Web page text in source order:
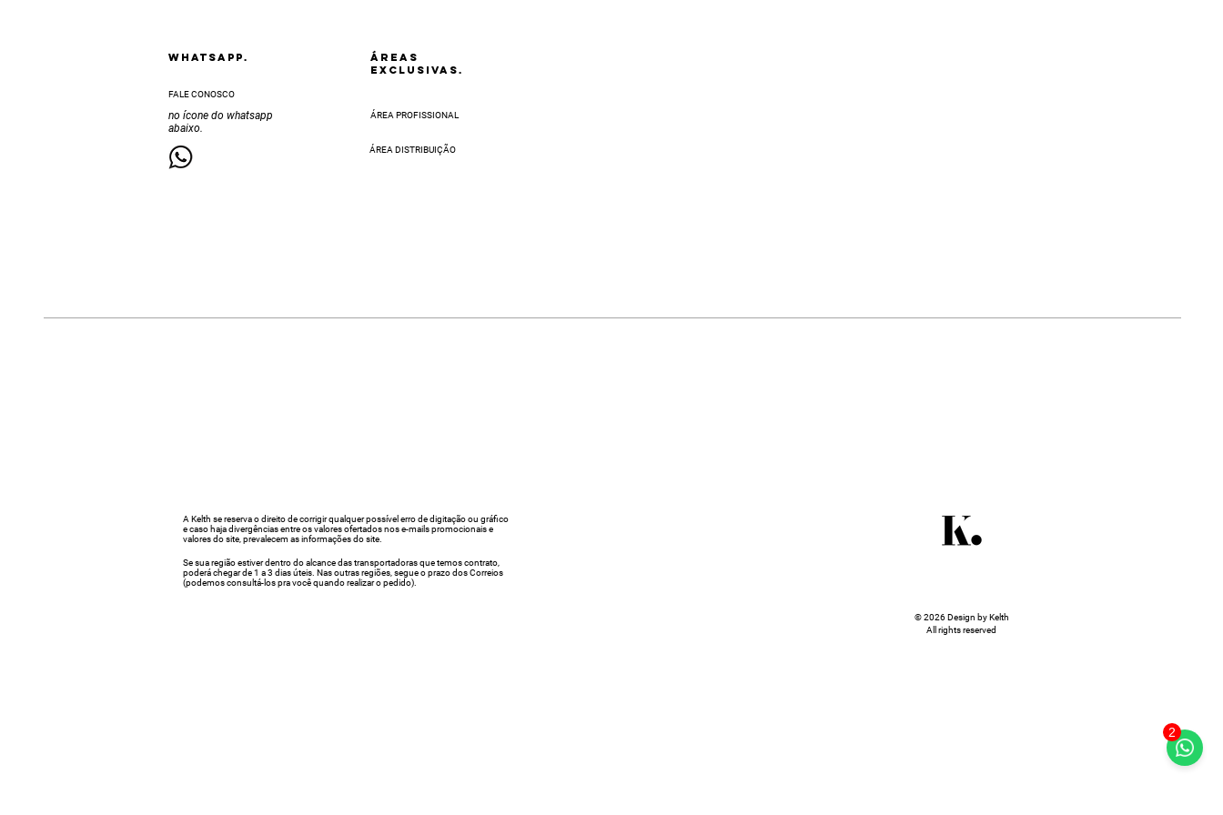
Whatsapp.
FALE CONOSCO
no ícone do whatsapp
abaixo.
ÁREAS
EXCLUSIVAS.
ÁREA PROFISSIONAL
ÁREA DISTRIBUIÇÃO
A Kelth se reserva o direito de corrigir qualquer possível erro de digitação ou gráfico
e caso haja divergências entre os valores ofertados nos e-mails promocionais e
valores do site, prevalecem as informações do site.
Se sua região estiver dentro do alcance das transportadoras que temos contrato,
poderá chegar de 1 a 3 dias úteis. Nas outras regiões, segue o prazo dos Correios
(podemos consultá-los pra você quando realizar o pedido).
© 2026 Design by Kelth
All rights reserved
2